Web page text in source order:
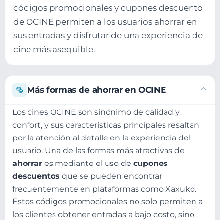
códigos promocionales y cupones descuento
de OCINE permiten a los usuarios ahorrar en
sus entradas y disfrutar de una experiencia de
cine más asequible.
Más formas de ahorrar en OCINE
Los cines OCINE son sinónimo de calidad y
confort, y sus características principales resaltan
por la atención al detalle en la experiencia del
usuario. Una de las formas más atractivas de
ahorrar es mediante el uso de cupones
descuentos que se pueden encontrar
frecuentemente en plataformas como Xaxuko.
Estos códigos promocionales no solo permiten a
los clientes obtener entradas a bajo costo, sino